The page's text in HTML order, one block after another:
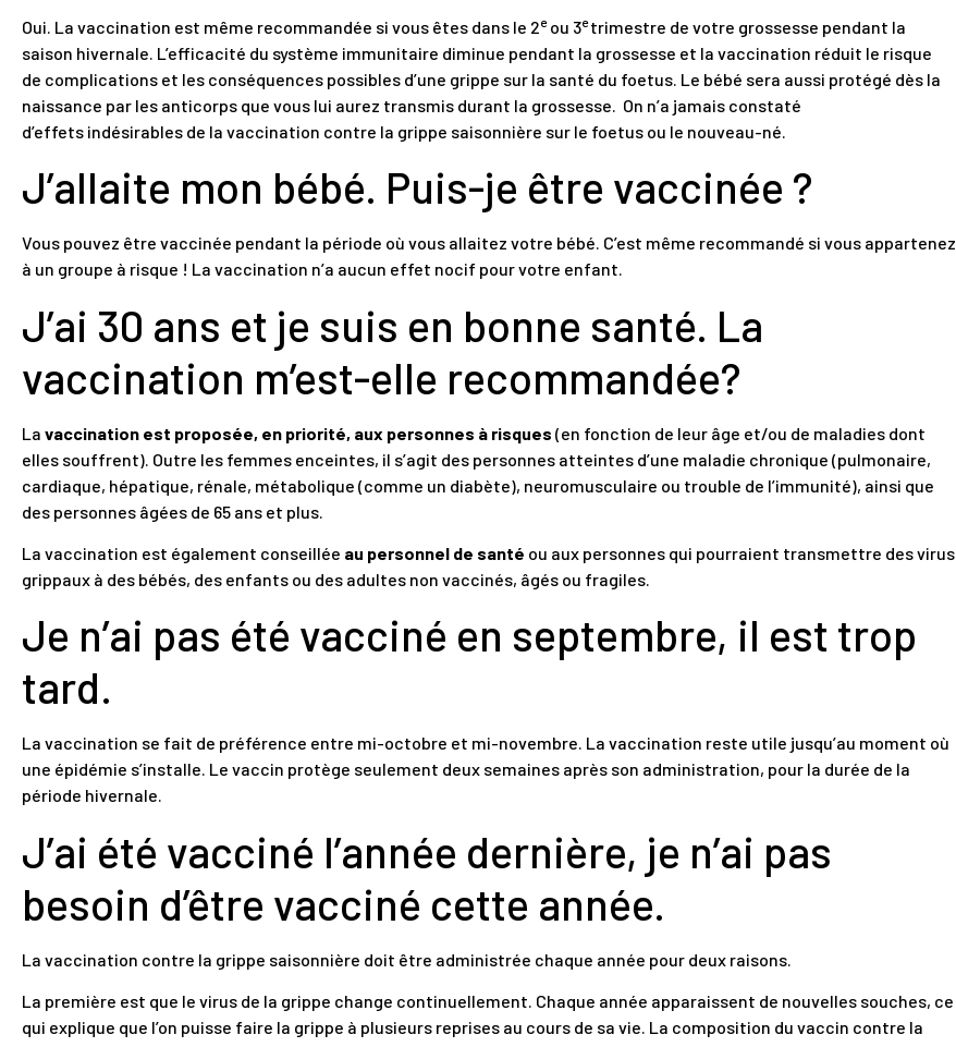
Oui. La vaccination est même recommandée si vous êtes dans le 2eou 3etrimestre de votre grossesse pendant la
saison hivernale. L’efficacité du système immunitaire diminue pendant la grossesse et la vaccination réduit le risque
de complications et les conséquences possibles d’une grippe sur la santé du foetus. Le bébé sera aussi protégé dès la
naissance par les anticorps que vous lui aurez transmis durant la grossesse. On n’a jamais constaté
d’effets indésirables de la vaccination contre la grippe saisonnière sur le foetus ou le nouveau-né.
J’allaite mon bébé. Puis-je être vaccinée ?
Vous pouvez être vaccinée pendant la période où vous allaitez votre bébé. C’est même recommandé si vous appartenez
à un groupe à risque ! La vaccination n’a aucun effet nocif pour votre enfant.
J’ai 30 ans et je suis en bonne santé. La
vaccination m’est-elle recommandée?
La vaccination est proposée, en priorité, aux personnes à risques (en fonction de leur âge et/ou de maladies dont
elles souffrent). Outre les femmes enceintes, il s’agit des personnes atteintes d’une maladie chronique (pulmonaire,
cardiaque, hépatique, rénale, métabolique (comme un diabète), neuromusculaire ou trouble de l’immunité), ainsi que
des personnes âgées de 65 ans et plus.
La vaccination est également conseillée au personnel de santé ou aux personnes qui pourraient transmettre des virus
grippaux à des bébés, des enfants ou des adultes non vaccinés, âgés ou fragiles.
Je n’ai pas été vacciné en septembre, il est trop
tard.
La vaccination se fait de préférence entre mi-octobre et mi-novembre. La vaccination reste utile jusqu’au moment où
une épidémie s’installe. Le vaccin protège seulement deux semaines après son administration, pour la durée de la
période hivernale.
J’ai été vacciné l’année dernière, je n’ai pas
besoin d’être vacciné cette année.
La vaccination contre la grippe saisonnière doit être administrée chaque année pour deux raisons.
La première est que le virus de la grippe change continuellement. Chaque année apparaissent de nouvelles souches, ce
qui explique que l’on puisse faire la grippe à plusieurs reprises au cours de sa vie. La composition du vaccin contre la